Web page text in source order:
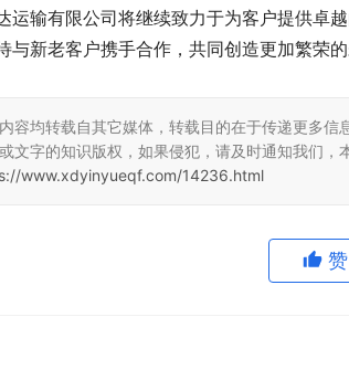
运输有限公司将继续致力于为客户提供卓
与新老客户携手合作，共同创造更加繁荣的
容均转载自其它媒体，转载目的在于传递更多
文字的知识版权，如果侵犯，请及时通知我们
www.xdyinyueqf.com/14236.html
赞